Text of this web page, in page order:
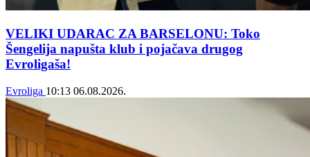
VELIKI UDARAC ZA BARSELONU: Toko
Šengelija napušta klub i pojačava drugog
Evroligaša!
Evroliga 10:13 06.08.2026.